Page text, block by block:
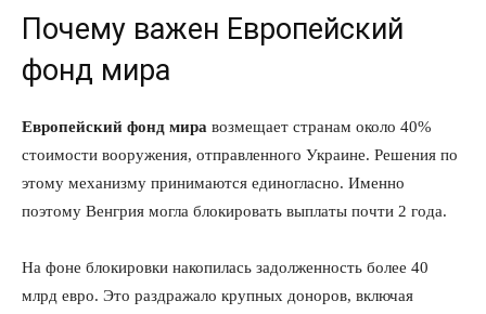
Почему важен Европейский
фонд мира
Европейский фонд мира возмещает странам около 40%
стоимости вооружения, отправленного Украине. Решения по
этому механизму принимаются единогласно. Именно
поэтому Венгрия могла блокировать выплаты почти 2 года.
На фоне блокировки накопилась задолженность более 40
млрд евро. Это раздражало крупных доноров, включая